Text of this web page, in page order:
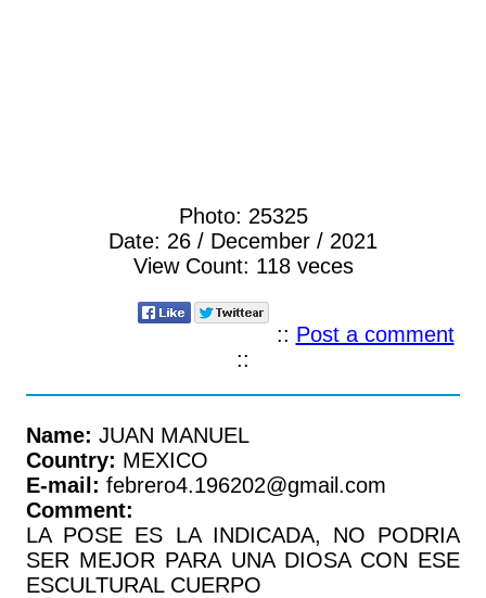
Photo: 25325
Date: 26 / December / 2021
View Count: 118 veces
:: Post a comment
::
Name: JUAN MANUEL
Country: MEXICO
E-mail: febrero4.196202@gmail.com
Comment:
LA POSE ES LA INDICADA, NO PODRIA
SER MEJOR PARA UNA DIOSA CON ESE
ESCULTURAL CUERPO